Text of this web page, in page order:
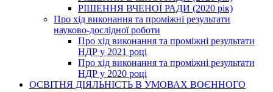
РІШЕННЯ ВЧЕНОЇ РАДИ (2020 рік)
Про хід виконання та проміжні результати
науково-дослідної роботи
Про хід виконання та проміжні результати
НДР у 2021 році
Про хід виконання та проміжні результати
НДР у 2020 році
ОСВІТНЯ ДІЯЛЬНІСТЬ В УМОВАХ ВОЄННОГО